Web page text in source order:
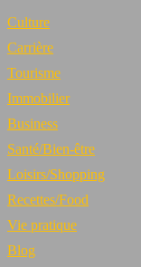
Culture
Carrière
Tourisme
Immobilier
Business
Santé/Bien-être
Loisirs/Shopping
Recettes/Food
Vie pratique
Blog